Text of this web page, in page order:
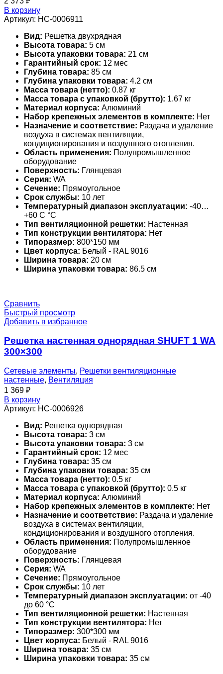
В корзину
Артикул: НС-0006911
Вид: Решетка двухрядная
Высота товара: 5 см
Высота упаковки товара: 21 см
Гарантийный срок: 12 мес
Глубина товара: 85 см
Глубина упаковки товара: 4.2 см
Масса товара (нетто): 0.87 кг
Масса товара с упаковкой (брутто): 1.67 кг
Материал корпуса: Алюминий
Набор крепежных элементов в комплекте: Нет
Назначение и соответствие: Раздача и удаление
воздуха в системах вентиляции,
кондиционирования и воздушного отопления.
Область применения: Полупромышленное
оборудование
Поверхность: Глянцевая
Серия: WA
Сечение: Прямоугольное
Срок службы: 10 лет
Температурный диапазон эксплуатации: -40…
+60 С °С
Тип вентиляционной решетки: Настенная
Тип конструкции вентилятора: Нет
Типоразмер: 800*150 мм
Цвет корпуса: Белый - RAL 9016
Ширина товара: 20 см
Ширина упаковки товара: 86.5 см
Сравнить
Быстрый просмотр
Добавить в избранное
Решетка настенная однорядная SHUFT 1 WA
300×300
Сетевые элементы, Решетки вентиляционные
настенные, Вентиляция
1 369 ₽
В корзину
Артикул: НС-0006926
Вид: Решетка однорядная
Высота товара: 3 см
Высота упаковки товара: 3 см
Гарантийный срок: 12 мес
Глубина товара: 35 см
Глубина упаковки товара: 35 см
Масса товара (нетто): 0.5 кг
Масса товара с упаковкой (брутто): 0.5 кг
Материал корпуса: Алюминий
Набор крепежных элементов в комплекте: Нет
Назначение и соответствие: Раздача и удаление
воздуха в системах вентиляции,
кондиционирования и воздушного отопления.
Область применения: Полупромышленное
оборудование
Поверхность: Глянцевая
Серия: WA
Сечение: Прямоугольное
Срок службы: 10 лет
Температурный диапазон эксплуатации: от -40
до 60 °С
Тип вентиляционной решетки: Настенная
Тип конструкции вентилятора: Нет
Типоразмер: 300*300 мм
Цвет корпуса: Белый - RAL 9016
Ширина товара: 35 см
Ширина упаковки товара: 35 см